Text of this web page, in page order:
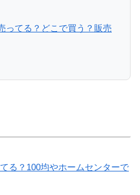
ってる？どこで買う？販売
る？100均やホームセンターで